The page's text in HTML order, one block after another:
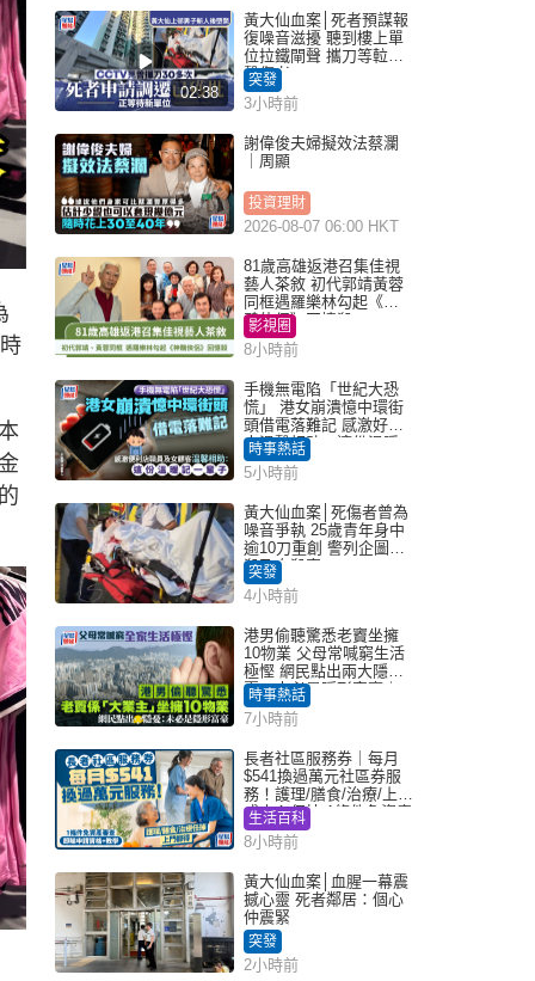
02:38
黃大仙血案│死者預謀報
復噪音滋擾 聽到樓上單
位拉鐵閘聲 攜刀等𨋢伏
擊傷者
突發
3小時前
謝偉俊夫婦擬效法蔡瀾
｜周顯
投資理財
2026-08-07 06:00 HKT
81歲高雄返港召集佳視
藝人茶敘 初代郭靖黃蓉
同框遇羅樂林勾起《神
鵰俠侶》回憶殺
影視圈
8小時前
手機無電陷「世紀大恐
慌」 港女崩潰憶中環街
頭借電落難記 感激好心
人溫馨相助：這份溫暖
記一輩子｜Juicy叮
時事熱話
5小時前
黃大仙血案│死傷者曾為
噪音爭執 25歲青年身中
逾10刀重創 警列企圖謀
殺及自殺案
突發
4小時前
港男偷聽驚悉老竇坐擁
10物業 父母常喊窮生活
極慳 網民點出兩大隱
憂：未必是隱形富豪｜
Juicy叮
時事熱話
7小時前
長者社區服務券｜每月
$541換過萬元社區券服
務！護理/膳食/治療/上門
或中心任揀 1條件免資產
審查（附申請資格及教
學）
生活百科
8小時前
黃大仙血案│血腥一幕震
撼心靈 死者鄰居：個心
仲震緊
突發
2小時前